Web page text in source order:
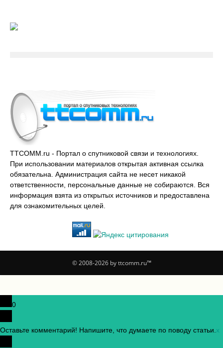
TTCOMM.ru - Портал о спутниковой связи и технологиях.
При использовании материалов открытая активная ссылка
обязательна. Администрация сайта не несет никакой
ответственности, персональные данные не собираются. Вся
информация взята из открытых источников и предоставлена
для ознакомительных целей.
© 2008-2026 by ttcomm.ru™
0
Оставьте комментарий! Напишите, что думаете по поводу статьи. x